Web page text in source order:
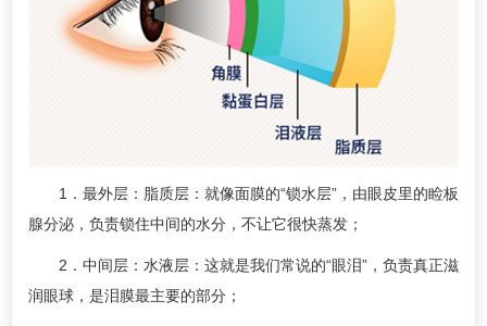
1．最外层：脂质层：就像面膜的“锁水层”，由眼皮里的睑板
腺分泌，负责锁住中间的水分，不让它很快蒸发；
2．中间层：水液层：这就是我们常说的“眼泪”，负责真正滋
润眼球，是泪膜最主要的部分；